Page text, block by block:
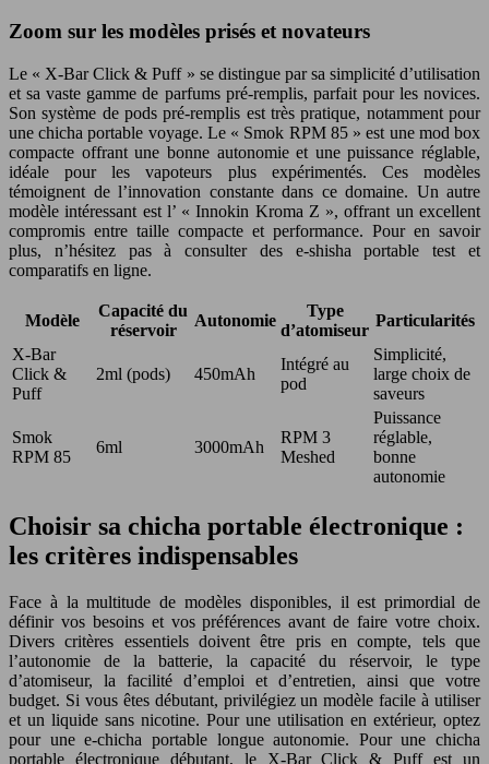
Zoom sur les modèles prisés et novateurs
Le « X-Bar Click & Puff » se distingue par sa simplicité d’utilisation
et sa vaste gamme de parfums pré-remplis, parfait pour les novices.
Son système de pods pré-remplis est très pratique, notamment pour
une chicha portable voyage. Le « Smok RPM 85 » est une mod box
compacte offrant une bonne autonomie et une puissance réglable,
idéale pour les vapoteurs plus expérimentés. Ces modèles
témoignent de l’innovation constante dans ce domaine. Un autre
modèle intéressant est l’ « Innokin Kroma Z », offrant un excellent
compromis entre taille compacte et performance. Pour en savoir
plus, n’hésitez pas à consulter des e-shisha portable test et
comparatifs en ligne.
Modèle
Capacité du
réservoir
Autonomie
Type
d’atomiseur
Particularités
X-Bar
Click &
Puff
2ml (pods) 450mAh
Intégré au
pod
Simplicité,
large choix de
saveurs
Smok
RPM 85
6ml 3000mAh
RPM 3
Meshed
Puissance
réglable,
bonne
autonomie
Choisir sa chicha portable électronique :
les critères indispensables
Face à la multitude de modèles disponibles, il est primordial de
définir vos besoins et vos préférences avant de faire votre choix.
Divers critères essentiels doivent être pris en compte, tels que
l’autonomie de la batterie, la capacité du réservoir, le type
d’atomiseur, la facilité d’emploi et d’entretien, ainsi que votre
budget. Si vous êtes débutant, privilégiez un modèle facile à utiliser
et un liquide sans nicotine. Pour une utilisation en extérieur, optez
pour une e-chicha portable longue autonomie. Pour une chicha
portable électronique débutant, le X-Bar Click & Puff est un